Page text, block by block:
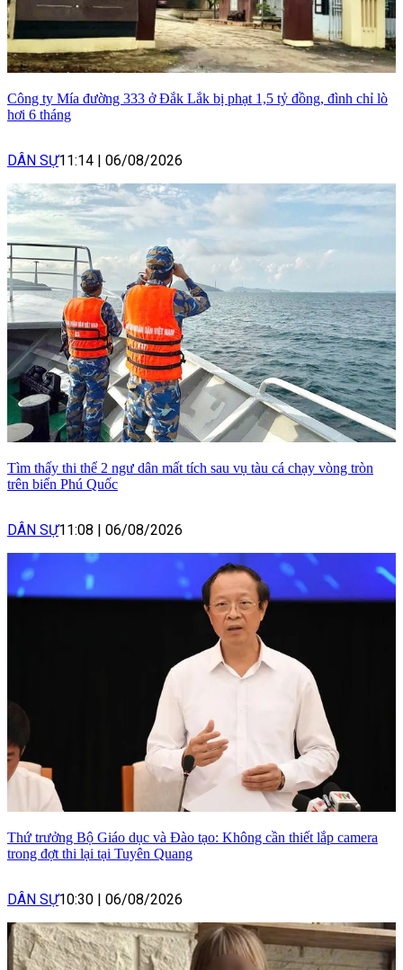
Công ty Mía đường 333 ở Đắk Lắk bị phạt 1,5 tỷ đồng, đình chỉ lò
hơi 6 tháng
DÂN SỰ11:14 | 06/08/2026
Tìm thấy thi thể 2 ngư dân mất tích sau vụ tàu cá chạy vòng tròn
trên biển Phú Quốc
DÂN SỰ11:08 | 06/08/2026
Thứ trưởng Bộ Giáo dục và Đào tạo: Không cần thiết lắp camera
trong đợt thi lại tại Tuyên Quang
DÂN SỰ10:30 | 06/08/2026